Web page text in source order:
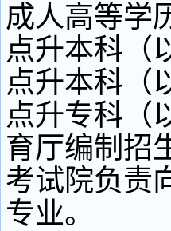
成人高等学
点升本科（
点升本科（
点升专科（
育厅编制招
考试院负责
专业。